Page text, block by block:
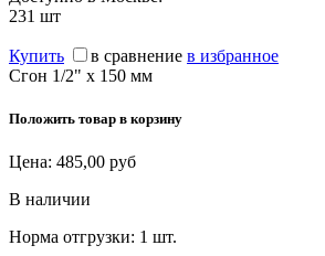
231 шт
Купить в сравнение в избранное
Сгон 1/2" х 150 мм
Положить товар в корзину
Цена: 485,00 руб
В наличии
Норма отгрузки: 1 шт.